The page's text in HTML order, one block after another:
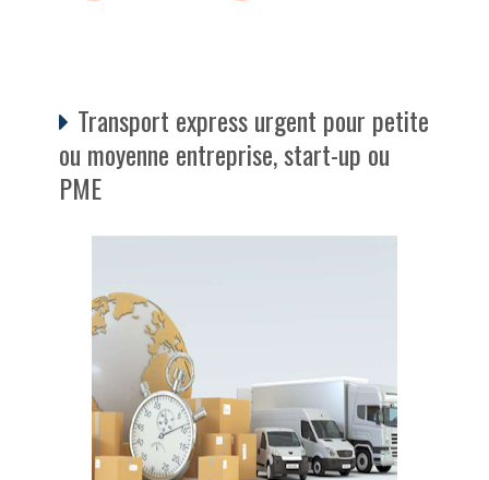
Transport express urgent pour petite
ou moyenne entreprise, start-up ou
PME